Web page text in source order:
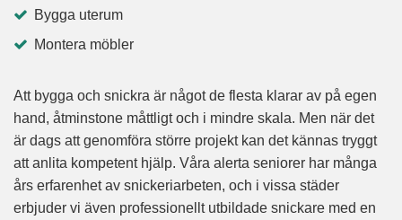
Bygga uterum
Montera möbler
Att bygga och snickra är något de flesta klarar av på egen
hand, åtminstone måttligt och i mindre skala. Men när det
är dags att genomföra större projekt kan det kännas tryggt
att anlita kompetent hjälp. Våra alerta seniorer har många
års erfarenhet av snickeriarbeten, och i vissa städer
erbjuder vi även professionellt utbildade snickare med en